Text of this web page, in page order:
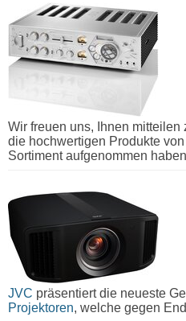
Wir freuen uns, Ihnen
die hochwertigen Produkte
Sortiment aufgenommen
JVC präsentiert die neueste
Projektoren, welche gegen